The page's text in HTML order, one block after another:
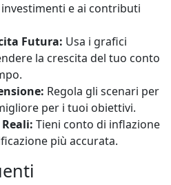
e ai contributi
Futura: Usa i grafici
la crescita del tuo conto
Regola gli scenari per
per i tuoi obiettivi.
Reali: Tieni conto di inflazione
più accurata.